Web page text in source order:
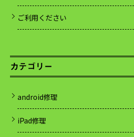
ご利用ください
カテゴリー
android修理
iPad修理